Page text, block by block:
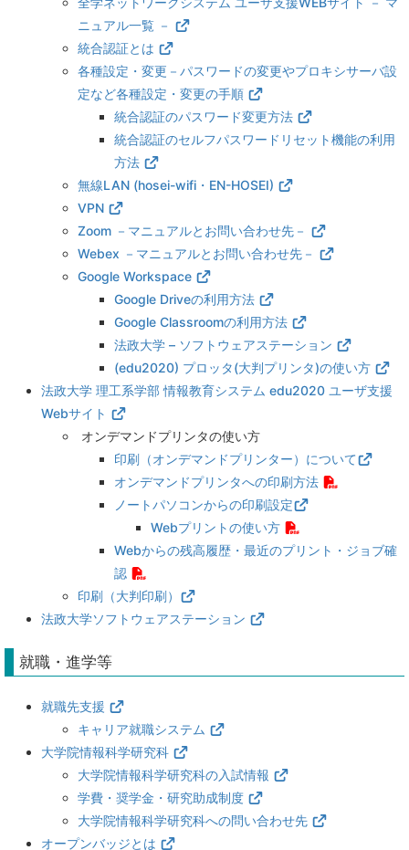
ニュアル一覧 －
統合認証とは
各種設定・変更－パスワードの変更やプロキシサーバ設
定など各種設定・変更の手順
統合認証のパスワード変更方法
統合認証のセルフパスワードリセット機能の利用
方法
無線LAN (hosei-wifi・EN-HOSEI)
VPN
Zoom －マニュアルとお問い合わせ先－
Webex －マニュアルとお問い合わせ先－
Google Workspace
Google Driveの利用方法
Google Classroomの利用方法
法政大学 – ソフトウェアステーション
(edu2020) プロッタ(大判プリンタ)の使い方
法政大学 理工系学部 情報教育システム edu2020 ユーザ支援
Webサイト
オンデマンドプリンタの使い方
印刷（オンデマンドプリンター）について
オンデマンドプリンタへの印刷方法
ノートパソコンからの印刷設定
Webプリントの使い方
Webからの残高履歴・最近のプリント・ジョブ確
認
印刷（大判印刷）
法政大学ソフトウェアステーション
就職・進学等
就職先支援
キャリア就職システム
大学院情報科学研究科
大学院情報科学研究科の入試情報
学費・奨学金・研究助成制度
大学院情報科学研究科への問い合わせ先
オープンバッジとは